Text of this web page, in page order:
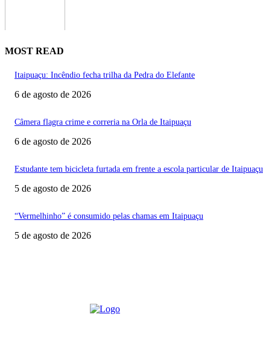
MOST READ
Itaipuaçu: Incêndio fecha trilha da Pedra do Elefante
6 de agosto de 2026
Câmera flagra crime e correria na Orla de Itaipuaçu
6 de agosto de 2026
Estudante tem bicicleta furtada em frente a escola particular de Itaipuaçu
5 de agosto de 2026
“Vermelhinho” é consumido pelas chamas em Itaipuaçu
5 de agosto de 2026